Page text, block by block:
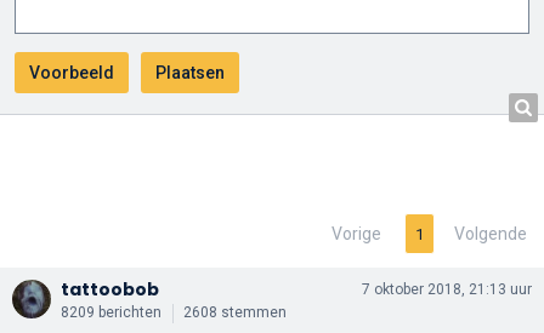
Vorige 1 Volgende
tattoobob
8209 berichten 2608 stemmen
7 oktober 2018, 21:13 uur